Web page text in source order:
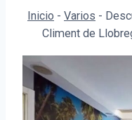
Inicio - Varios -
Climent de